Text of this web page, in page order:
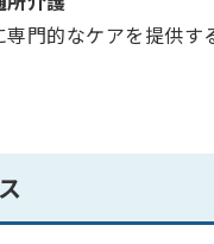
門的なケアを提供す